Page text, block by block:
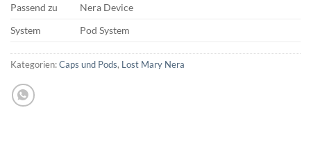
Passend zu
Nera Device
System
Pod System
Kategorien:Caps und Pods, Lost Mary Nera